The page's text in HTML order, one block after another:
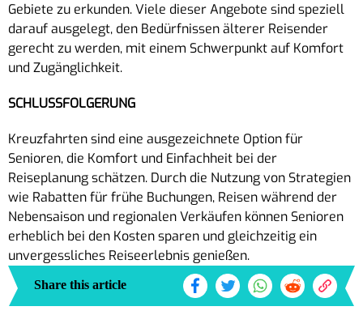
Gebiete zu erkunden. Viele dieser Angebote sind speziell
darauf ausgelegt, den Bedürfnissen älterer Reisender
gerecht zu werden, mit einem Schwerpunkt auf Komfort
und Zugänglichkeit.
SCHLUSSFOLGERUNG
Kreuzfahrten sind eine ausgezeichnete Option für
Senioren, die Komfort und Einfachheit bei der
Reiseplanung schätzen. Durch die Nutzung von Strategien
wie Rabatten für frühe Buchungen, Reisen während der
Nebensaison und regionalen Verkäufen können Senioren
erheblich bei den Kosten sparen und gleichzeitig ein
unvergessliches Reiseerlebnis genießen.
Share this article